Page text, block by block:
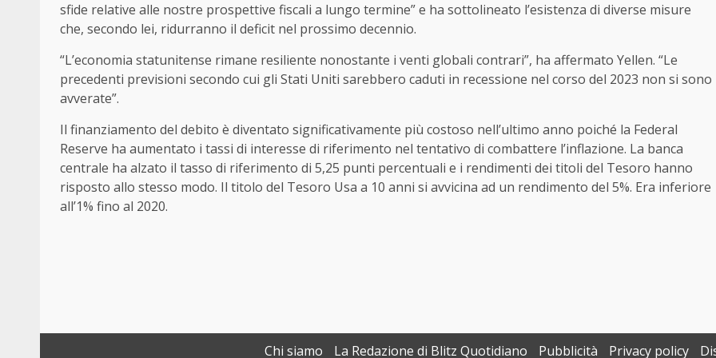
sfide relative alle nostre prospettive fiscali a lungo termine” e ha sottolineato l’esistenza di diverse misure
che, secondo lei, ridurranno il deficit nel prossimo decennio.
“L’economia statunitense rimane resiliente nonostante i venti globali contrari”, ha affermato Yellen. “Le
precedenti previsioni secondo cui gli Stati Uniti sarebbero caduti in recessione nel corso del 2023 non si sono
avverate”.
Il finanziamento del debito è diventato significativamente più costoso nell’ultimo anno poiché la Federal
Reserve ha aumentato i tassi di interesse di riferimento nel tentativo di combattere l’inflazione. La banca
centrale ha alzato il tasso di riferimento di 5,25 punti percentuali e i rendimenti dei titoli del Tesoro hanno
risposto allo stesso modo. Il titolo del Tesoro Usa a 10 anni si avvicina ad un rendimento del 5%. Era inferiore
all’1% fino al 2020.
Chi siamo La Redazione di Blitz Quotidiano Pubblicità Privacy policy